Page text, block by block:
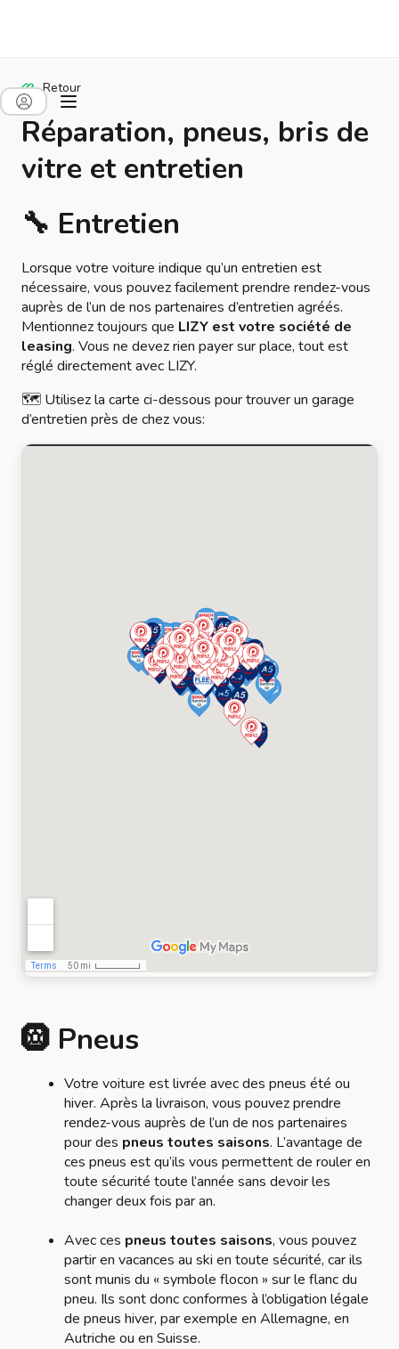
Retour
Réparation, pneus, bris de
vitre et entretien
🔧 Entretien
Lorsque votre voiture indique qu’un entretien est
nécessaire, vous pouvez facilement prendre rendez-vous
auprès de l’un de nos partenaires d’entretien agréés.
Mentionnez toujours que LIZY est votre société de
leasing. Vous ne devez rien payer sur place, tout est
réglé directement avec LIZY.
🗺️ Utilisez la carte ci-dessous pour trouver un garage
d’entretien près de chez vous:
🛞 Pneus
Votre voiture est livrée avec des pneus été ou
hiver. Après la livraison, vous pouvez prendre
rendez-vous auprès de l’un de nos partenaires
pour des pneus toutes saisons. L’avantage de
ces pneus est qu’ils vous permettent de rouler en
toute sécurité toute l’année sans devoir les
changer deux fois par an.
Avec ces pneus toutes saisons, vous pouvez
partir en vacances au ski en toute sécurité, car ils
sont munis du « symbole flocon » sur le flanc du
pneu. Ils sont donc conformes à l’obligation légale
de pneus hiver, par exemple en Allemagne, en
Autriche ou en Suisse.